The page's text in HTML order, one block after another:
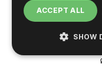
ศูนย์
ACCEPT ALL
SHOW